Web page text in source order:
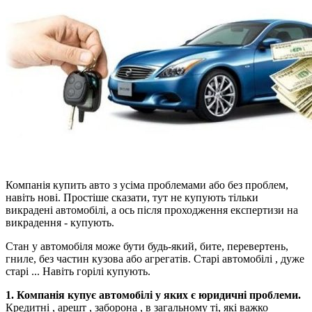
Компанія купить авто з усіма проблемами або без проблем,
навіть нові. Простіше сказати, тут не купують тільки
викрадені автомобілі, а ось після проходження експертизи на
викрадення - купують.
Стан у автомобіля може бути будь-який, бите, перевертень,
гниле, без частин кузова або агрегатів. Старі автомобілі , дуже
старі ... Навіть горілі купують.
1. Компанія купує автомобілі у яких є юридичні проблеми.
Кредитні , арешт , заборона , в загальному ті, які важко